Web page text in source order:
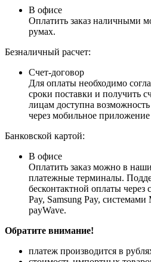
В офисе
Оплатить заказ наличными
румах.
Безналичный расчет:
Счет-договор
Для оплаты необходимо
сроки поставки и получить
лицам доступна возможность
через мобильное приложение
Банковской картой:
В офисе
Оплатить заказ можно в
платежные терминалы.
бесконтактной оплаты
Pay, Samsung Pay, системами
payWave.
Обратите внимание!
платеж производится в